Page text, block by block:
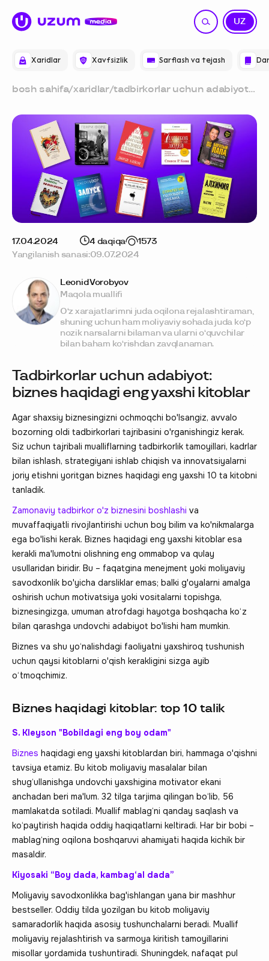
Xaridlar Xavfsizlik Sarflash va tejash
UZ
RU
bosh sahifa/xaridlar/tadbirkorlar uchun adabiyot:
kitoblar
17.04.2024 4 daqiqa
1573
Yangilanish sanasi:09.07.2024
Tadbirkorlar uchun adabiyot:
biznes haqidagi eng yaxshi kitoblar
Agar shaxsiy biznesingizni ochmoqchi bo'lsangiz, avvalo
bozorning oldi tadbirkorlari tajribasini o'rganishingiz kerak.
Siz uchun tajribali mualliflarning tadbirkorlik tamoyillari, kadrlar
bilan ishlash, strategiyani ishlab chiqish va innovatsiyalarni
joriy etishni yoritgan biznes haqidagi eng yaxshi 10 ta kitobni
tanladik.
Zamonaviy tadbirkor o'z biznesini boshlashi va
muvaffaqiyatli rivojlantirishi uchun boy bilim va ko'nikmalarga
ega bo'lishi kerak. Biznes haqidagi eng yaxshi kitoblar esa
kerakli ma'lumotni olishning eng ommabop va qulay
usullaridan biridir. Bu – faqatgina menejment yoki moliyaviy
savodxonlik bo'yicha darsliklar emas; balki g'oyalarni amalga
oshirish uchun motivatsiya yoki vositalarni topishga,
biznesingizga, umuman atrofdagi hayotga boshqacha ko‘z
bilan qarashga undovchi adabiyot bo'lishi ham mumkin.
Biznes va shu yo‘nalishdagi faoliyatni yaxshiroq tushunish
uchun qaysi kitoblarni o'qish kerakligini sizga ayib
o‘tmoqchimiz.
Biznes haqidagi kitoblar: top 10 talik
S. Kleyson "Bobildagi eng boy odam"
Biznes haqidagi eng yaxshi kitoblardan biri, hammaga o'qishni
tavsiya etamiz. Bu kitob moliyaviy masalalar bilan
shug‘ullanishga undovchi yaxshigina motivator ekani
anchadan beri ma'lum. 32 tilga tarjima qilingan bo‘lib, 56
mamlakatda sotiladi. Muallif mablag‘ni qanday saqlash va
ko‘paytirish haqida oddiy haqiqatlarni keltiradi. Har bir bobi –
mablag‘ning oqilona boshqaruvi ahamiyati haqida kichik bir
masaldir.
Kiyosaki “Boy dada, kambag‘al dada”
Moliyaviy savodxonlikka bag'ishlangan yana bir mashhur
bestseller. Oddiy tilda yozilgan bu kitob moliyaviy
samaradorlik haqida asosiy tushunchalarni beradi. Muallif
moliyaviy rejalashtirish va sarmoya kiritish tamoyillarini
misollar yordamida tushuntiradi. Shuningdek, nafaqat pul
Leonid Vorobyov
Maqola muallifi
O‘z xarajatlarimni juda oqilona rejalashtiraman,
shuning uchun ham moliyaviy sohada juda ko‘p
nozik narsalarni bilaman va ularni o‘quvchilar
bilan baham ko‘rishdan zavqlanaman.